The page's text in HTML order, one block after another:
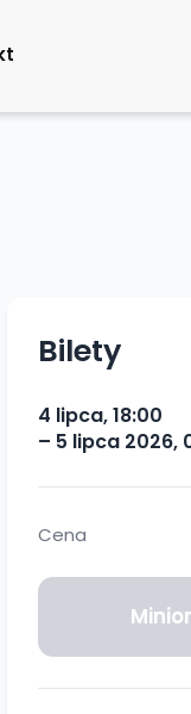
Bilety
4 lipca, 18:00
– 5 lipca 2026,
Cena